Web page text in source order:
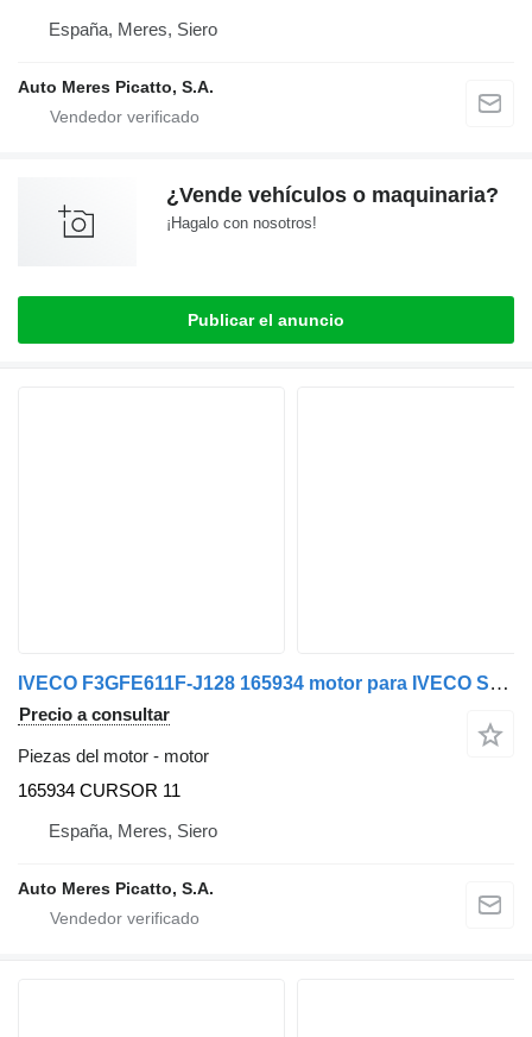
España, Meres, Siero
Auto Meres Picatto, S.A.
¿Vende vehículos o maquinaria?
¡Hagalo con nosotros!
Publicar el anuncio
IVECO F3GFE611F-J128 165934 motor para IVECO STRALIS 440S42 E6 camión
Precio a consultar
Piezas del motor - motor
165934 CURSOR 11
España, Meres, Siero
Auto Meres Picatto, S.A.